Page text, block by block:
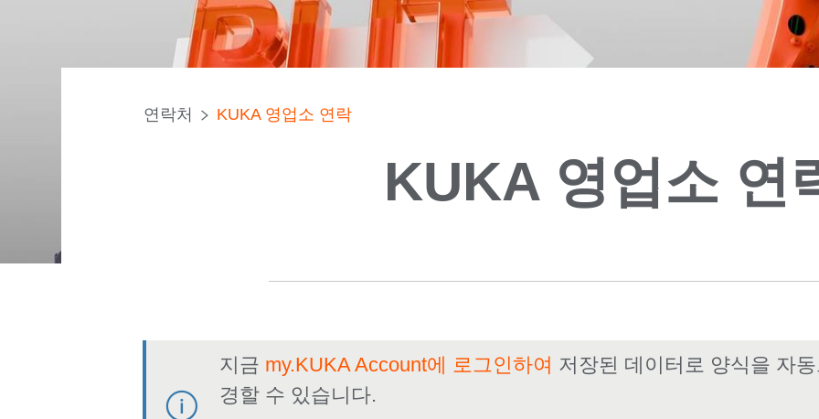
연락처 KUKA 영업소 연락
KUKA 영업소 연
지금 my.KUKA Account에 로그인하여 저장된 데이터로 양식을 자
경할 수 있습니다.